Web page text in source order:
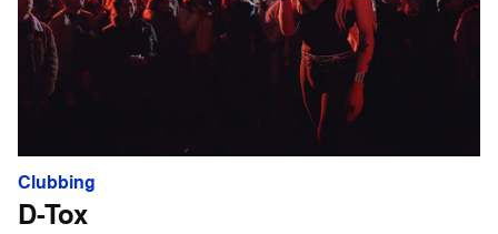
Clubbing
D-Tox